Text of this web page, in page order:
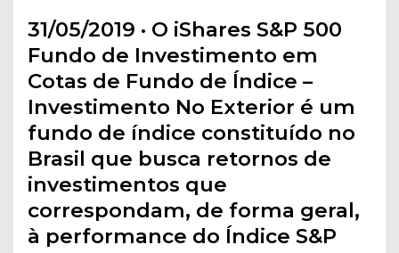
31/05/2019 · O iShares S&P 500
Fundo de Investimento em
Cotas de Fundo de Índice –
Investimento No Exterior é um
fundo de índice constituído no
Brasil que busca retornos de
investimentos que
correspondam, de forma geral,
à performance do Índice S&P